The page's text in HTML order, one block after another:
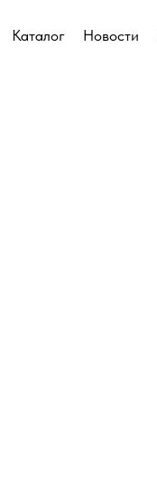
Каталог Новости
Каталог Новости